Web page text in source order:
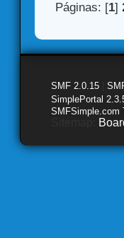
Páginas: [1]
SMF 2.0.15
SimplePortal
SMFSimple.com